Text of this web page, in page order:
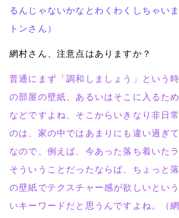
るんじゃないかなとわくわくしちゃい
トンさん）
網村さん、注意点はありますか？
普通にまず「調和しましょう」という
の部屋の壁紙、あるいはそこに入るた
などですよね、そこからいきなり非日
のは、家の中ではあまりにも違い過ぎ
なので、例えば、今あった落ち着いた
そういうことだったならば、ちょっと
の壁紙でテクスチャー感が欲しいとい
いキーワードだと思うんですよね。（